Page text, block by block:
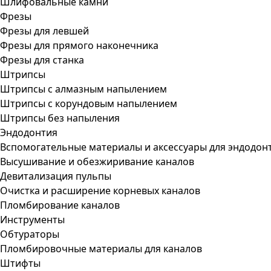
Фрезы
Фрезы для левшей
Фрезы для прямого наконечника
Фрезы для станка
Штрипсы
Штрипсы c алмазным напылением
Штрипсы c корундовым напылением
Штрипсы без напыления
Эндодонтия
Вспомогательные материалы и аксессуары для
Высушивание и обезжиривание каналов
Девитализация пульпы
Очистка и расширение корневых каналов
Пломбирование каналов
Инструменты
Обтураторы
Пломбировочные материалы для каналов
Штифты